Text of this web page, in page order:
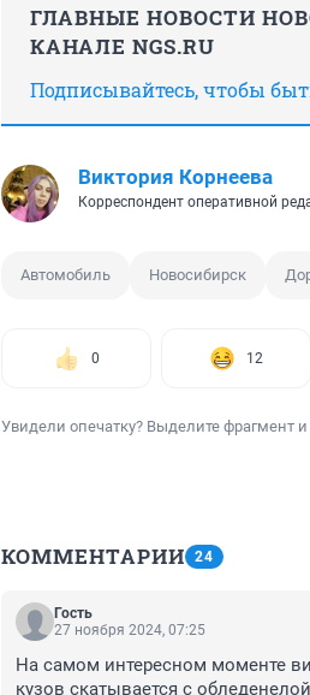
ГЛАВНЫЕ НОВОСТИ
КАНАЛЕ NGS.RU
Подписывайтесь, чтобы
Виктория Корнеева
Корреспондент оперативной
Автомобиль Новосибирск
0 12
Увидели опечатку? Выделите фрагмент
КОММЕНТАРИИ 24
Гость
27 ноября 2024, 07:25
На самом интересном моменте
кузов скатывается с